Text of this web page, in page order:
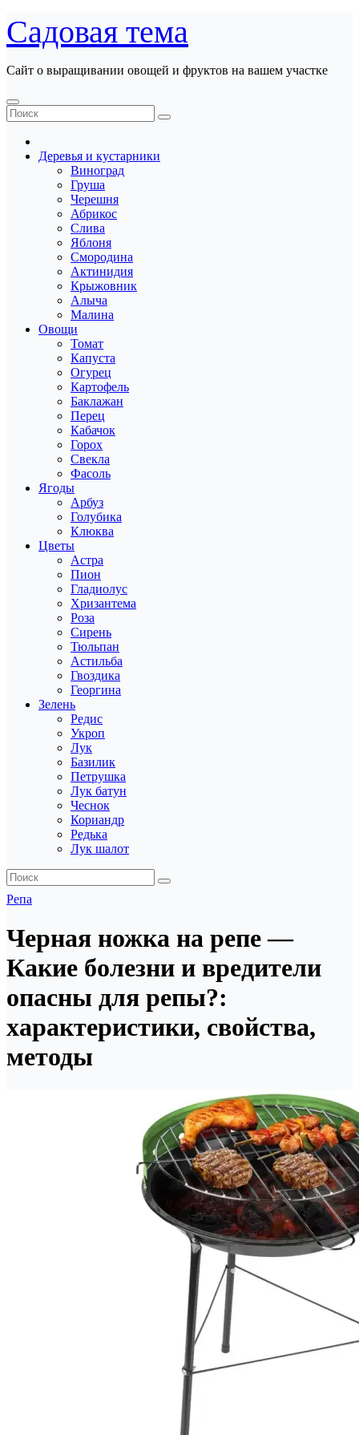
Перейти
к
содержанию
Садовая тема
Сайт о выращивании овощей и фруктов на вашем участке
Деревья и кустарники
Виноград
Груша
Черешня
Абрикос
Слива
Яблоня
Смородина
Актинидия
Крыжовник
Алыча
Малина
Овощи
Томат
Капуста
Огурец
Картофель
Баклажан
Перец
Кабачок
Горох
Свекла
Фасоль
Ягоды
Арбуз
Голубика
Клюква
Цветы
Астра
Пион
Гладиолус
Хризантема
Роза
Сирень
Тюльпан
Астильба
Гвоздика
Георгина
Зелень
Редис
Укроп
Лук
Базилик
Петрушка
Лук батун
Чеснок
Кориандр
Редька
Лук шалот
Репа
Черная ножка на репе —
Какие болезни и вредители
опасны для репы?:
характеристики, свойства,
методы